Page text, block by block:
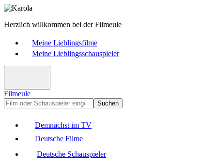
Herzlich willkommen bei der Filmeule
Meine Lieblingsfilme
Meine Lieblingsschauspieler
Filmeule
Suchen
Demnächst im TV
Deutsche Filme
Deutsche Schauspieler